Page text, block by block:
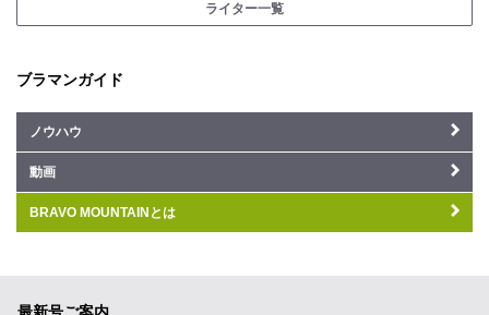
ライター一覧
ブラマンガイド
ノウハウ
動画
BRAVO MOUNTAINとは